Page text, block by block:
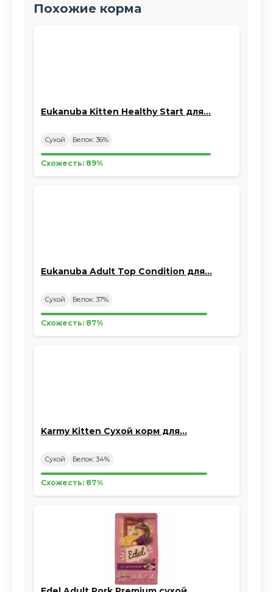
Похожие корма
Eukanuba Kitten Healthy Start для…
Сухой Белок: 36%
Схожесть: 89%
Eukanuba Adult Top Condition для…
Сухой Белок: 37%
Схожесть: 87%
Karmy Kitten Сухой корм для…
Сухой Белок: 34%
Схожесть: 87%